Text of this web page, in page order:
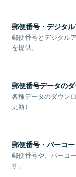
郵便番号・デジタ
郵便番号とデジタル
を提供。
郵便番号データの
各種データのダウン
更新）
郵便番号・バーコ
郵便番号や、バーコ
す。